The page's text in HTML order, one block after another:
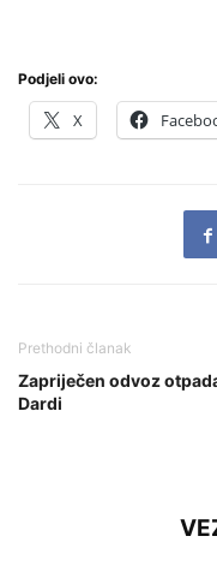
Podjeli ovo:
X
Prethodni članak
Zapriječen odvoz
Dardi